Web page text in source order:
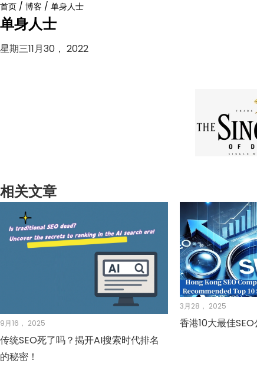
首页 / 博客 / 单身人士
单身人士
星期三11月30， 2022
相关文章
9月16， 2025
传统SEO死了吗？揭开AI搜索时代排名
的秘密！
3月28， 2025
香港10大最佳SEO